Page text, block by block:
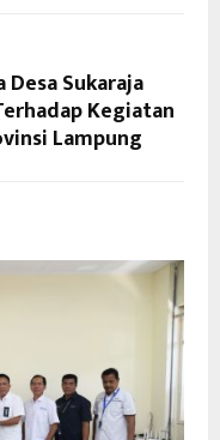
Sukaraja
Kegiatan
Lampung